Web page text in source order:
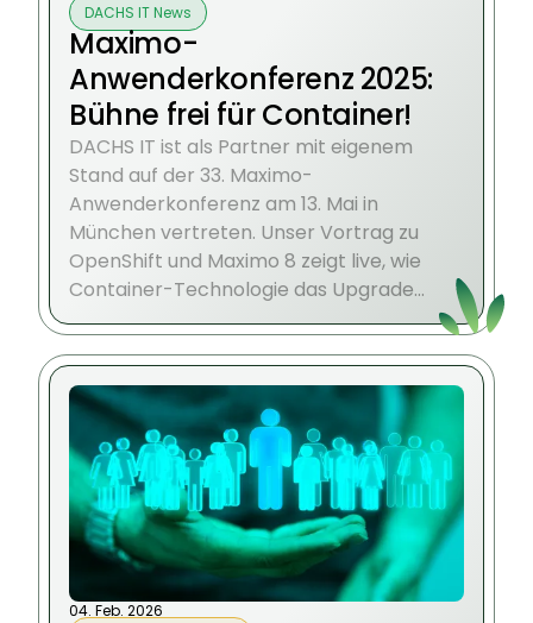
DACHS IT News
Maximo-
Anwenderkonferenz 2025:
Bühne frei für Container!
DACHS IT ist als Partner mit eigenem
Stand auf der 33. Maximo-
Anwenderkonferenz am 13. Mai in
München vertreten. Unser Vortrag zu
OpenShift und Maximo 8 zeigt live, wie
Container-Technologie das Upgrade
erleichtert.
04. Feb. 2026